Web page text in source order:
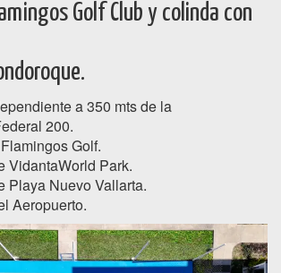
Golf Club y colinda con
a 350 mts de la
200.
Golf.
VidantaWorld Park.
Playa Nuevo Vallarta.
Aeropuerto.